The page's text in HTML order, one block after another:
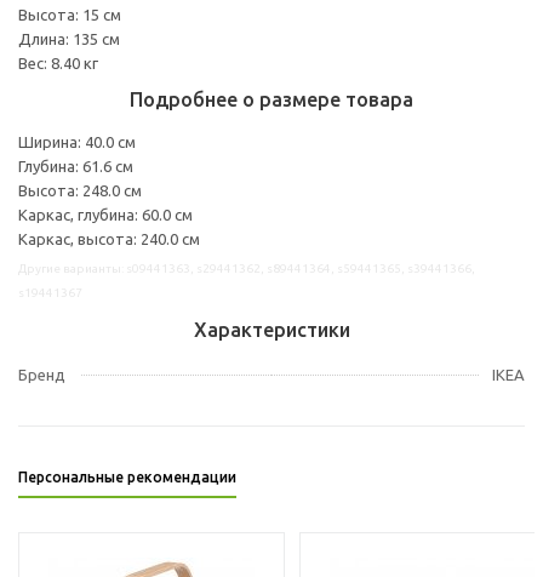
Высота: 15 см
Длина: 135 см
Вес: 8.40 кг
Подробнее о размере товара
Ширина: 40.0 см
Глубина: 61.6 см
Высота: 248.0 см
Каркас, глубина: 60.0 см
Каркас, высота: 240.0 см
Характеристики
Бренд IKEA
Персональные рекомендации